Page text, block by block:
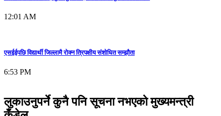
12:01 AM
एसईईपछि विद्यार्थी जिल्लामै रोक्न त्रिपक्षीय संशोधित सम्झौता
6:53 PM
लुकाउनुपर्ने कुनै पनि सूचना नभएको मुख्यमन्त्री